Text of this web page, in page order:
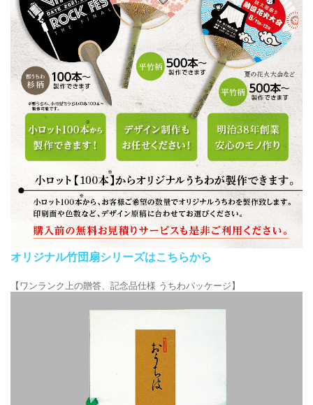
オリジナル竹団扇シリーズはこちらから
【ワンランク上の贈答、記念品仕様 うちわパッケージ】